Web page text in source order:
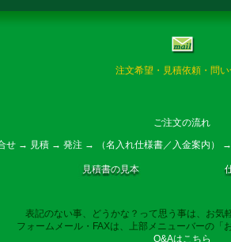
注文希望・見積依頼・問
ご注文の流れ
せ → 見積 → 発注 → （名入れ仕様書／入金案内）
見積書の見本
表記のない事、どうかな？って思う事は、お気
フォームメール・FAXは、上部メニューバーの「
Q&Aはこちら